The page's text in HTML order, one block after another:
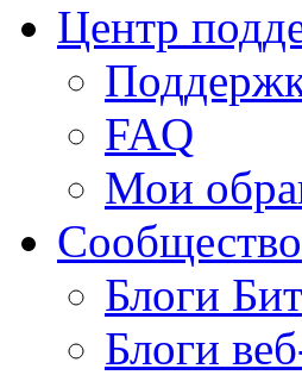
Центр
FAQ
Мои
Сообщество
Блоги
Блоги